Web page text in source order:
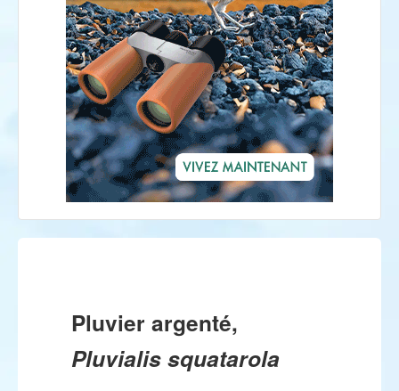
Pluvier argenté,
Pluvialis squatarola